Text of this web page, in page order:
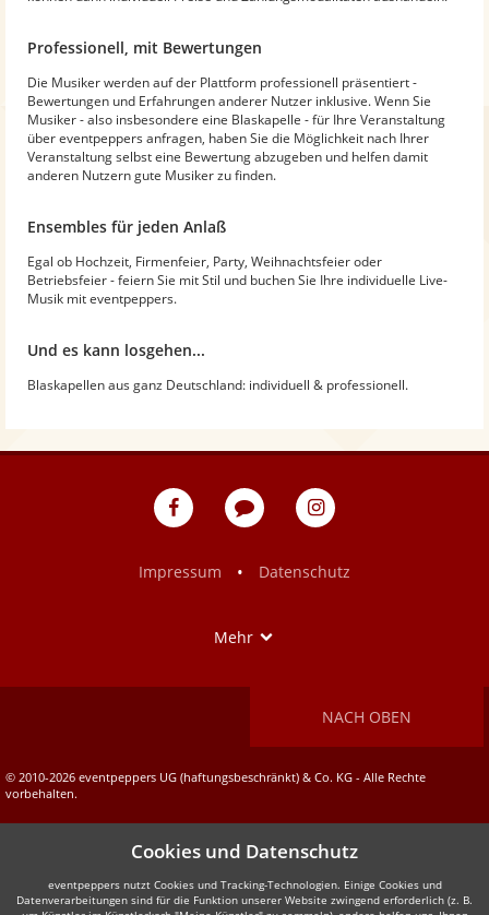
Professionell, mit Bewertungen
Die Musiker werden auf der Plattform professionell präsentiert -
Bewertungen und Erfahrungen anderer Nutzer inklusive. Wenn Sie
Musiker - also insbesondere eine Blaskapelle - für Ihre Veranstaltung
über eventpeppers anfragen, haben Sie die Möglichkeit nach Ihrer
Veranstaltung selbst eine Bewertung abzugeben und helfen damit
anderen Nutzern gute Musiker zu finden.
Ensembles für jeden Anlaß
Egal ob Hochzeit, Firmenfeier, Party, Weihnachtsfeier oder
Betriebsfeier - feiern Sie mit Stil und buchen Sie Ihre individuelle Live-
Musik mit eventpeppers.
Und es kann losgehen...
Blaskapellen aus ganz Deutschland: individuell & professionell.
eventpeppers
Blog
eventpeppers
Impressum
• Datenschutz
Mehr
NACH OBEN
© 2010-2026 eventpeppers UG (haftungsbeschränkt) & Co. KG - Alle Rechte
vorbehalten.
Cookies und Datenschutz
eventpeppers nutzt Cookies und Tracking-Technologien. Einige Cookies und
Datenverarbeitungen sind für die Funktion unserer Website zwingend erforderlich (z. B.